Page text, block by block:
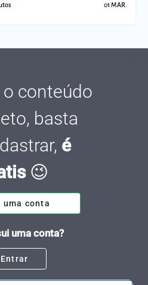
01 MAR.
o conteúdo
basta
é
😉
uma conta
uma conta?
Entrar